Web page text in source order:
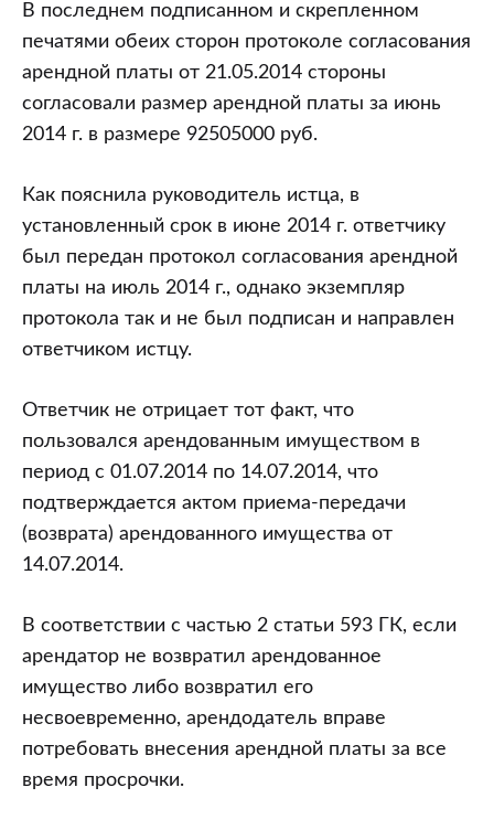
В последнем подписанном и скрепленном
печатями обеих сторон протоколе согласования
арендной платы от 21.05.2014 стороны
согласовали размер арендной платы за июнь
2014 г. в размере 92505000 руб.
Как пояснила руководитель истца, в
установленный срок в июне 2014 г. ответчику
был передан протокол согласования арендной
платы на июль 2014 г., однако экземпляр
протокола так и не был подписан и направлен
ответчиком истцу.
Ответчик не отрицает тот факт, что
пользовался арендованным имуществом в
период с 01.07.2014 по 14.07.2014, что
подтверждается актом приема-передачи
(возврата) арендованного имущества от
14.07.2014.
В соответствии с частью 2 статьи 593 ГК, если
арендатор не возвратил арендованное
имущество либо возвратил его
несвоевременно, арендодатель вправе
потребовать внесения арендной платы за все
время просрочки.